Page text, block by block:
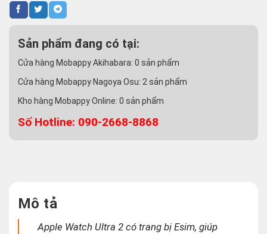
Sản phẩm đang có tại:
Cửa hàng Mobappy Akihabara: 0 sản phẩm
Cửa hàng Mobappy Nagoya Osu: 2 sản phẩm
Kho hàng Mobappy Online: 0 sản phẩm
Số Hotline: 090-2668-8868
Mô tả
Apple Watch Ultra 2 có trang bị Esim, giúp